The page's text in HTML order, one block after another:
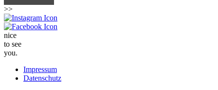
>>
nice
to see
you.
Impressum
Datenschutz